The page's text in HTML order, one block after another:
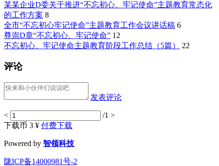
某某企业D委关于推进“不忘初心、牢记使命”主题教育常态化
的工作方案 8
全市“不忘初心牢记使命”主题教育工作会议讲话稿 6
尊崇D章“不忘初心、牢记使命” 12
不忘初心、牢记使命主题教育阶段工作总结（5篇）
22
评论
发表评论
< /1 >
下载币 3 ¥ 付费下载
Powered by 智领科技
陇ICP备14000981号-2